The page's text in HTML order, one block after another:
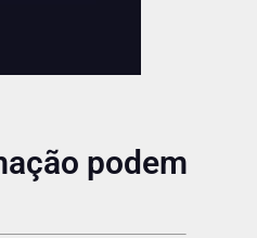
podem